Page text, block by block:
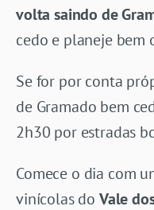
volta saindo de
cedo e planeje bem
Se for por conta
de Gramado bem
2h30 por estradas
Comece o dia com
vinícolas do Vale